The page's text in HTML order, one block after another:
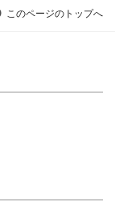
このページのトップへ